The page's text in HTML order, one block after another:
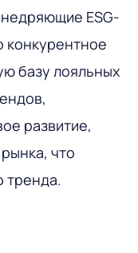
ESG-
конкурентное
базу лояльных
развитие,
что
тренда.